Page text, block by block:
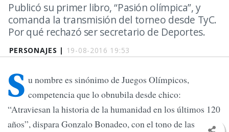
PERSONAJES | 19-08-2016 19:53
Publicó su primer libro, “Pasión olímpica”, y
comanda la transmisión del torneo desde TyC.
Por qué rechazó ser secretario de Deportes.
S u nombre es sinónimo de Juegos Olímpicos,
competencia que lo obnubila desde chico:
“Atraviesan la historia de la humanidad en los últimos 120
años”, dispara Gonzalo Bonadeo, con el tono de las